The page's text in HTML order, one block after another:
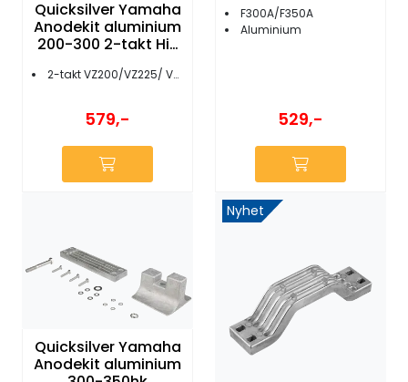
Quicksilver Yamaha
Anodekit aluminium
200-300 2-takt Hi-
2-takt VZ200/VZ225/ VZ250/VZ300(3.3L)/Z250/Z300
579,-
F300A/F350A
Aluminium
529,-
Quicksilver Yamaha
Anodekit aluminium
Nyhet